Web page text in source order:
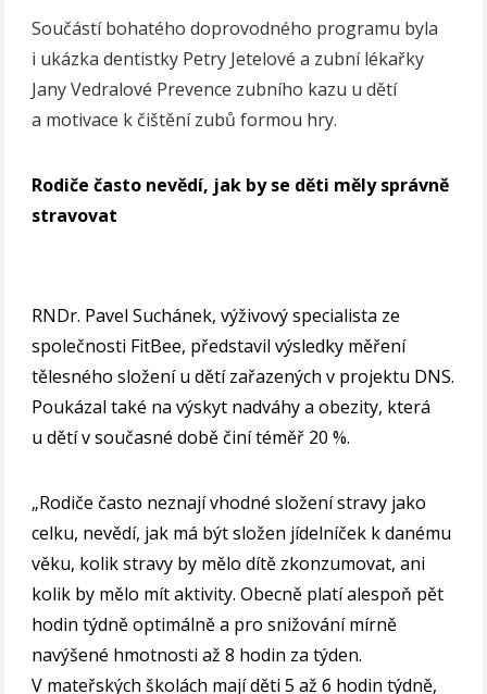
Součástí bohatého doprovodného programu byla
i ukázka dentistky Petry Jetelové a zubní lékařky
Jany Vedralové Prevence zubního kazu u dětí
a motivace k čištění zubů formou hry.
Rodiče často nevědí, jak by se děti měly správně
stravovat
RNDr. Pavel Suchánek, výživový specialista ze
společnosti FitBee, představil výsledky měření
tělesného složení u dětí zařazených v projektu DNS.
Poukázal také na výskyt nadváhy a obezity, která
u dětí v současné době činí téměř 20 %.
„Rodiče často neznají vhodné složení stravy jako
celku, nevědí, jak má být složen jídelníček k danému
věku, kolik stravy by mělo dítě zkonzumovat, ani
kolik by mělo mít aktivity. Obecně platí alespoň pět
hodin týdně optimálně a pro snižování mírně
navýšené hmotnosti až 8 hodin za týden.
V mateřských školách mají děti 5 až 6 hodin týdně,